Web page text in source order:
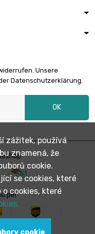
Unsere
Datenschutzerklärung.
OK
per
zážitek, používá
znamená, že
cookie.
se cookies, které
cookies, které
cookie